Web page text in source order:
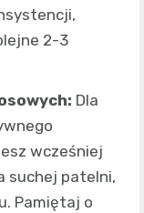
2-3
Dla
wcześniej
suchej patelni,
Pamiętaj o